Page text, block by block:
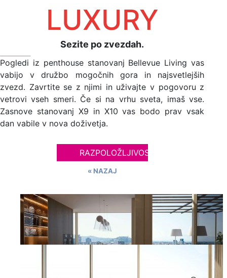
LUXURY
Sezite po zvezdah.
Pogledi iz penthouse stanovanj Bellevue Living vas
vabijo v družbo mogočnih gora in najsvetlejših
zvezd. Zavrtite se z njimi in uživajte v pogovoru z
vetrovi vseh smeri. Če si na vrhu sveta, imaš vse.
Zasnove stanovanj X9 in X10 vas bodo prav vsak
dan vabile v nova doživetja.
RAZPOLOŽLJIVOST
« NAZAJ